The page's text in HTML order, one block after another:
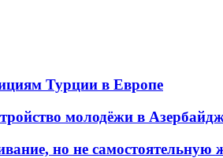
Турции в Европе
молодёжи в
но не самостоятельную